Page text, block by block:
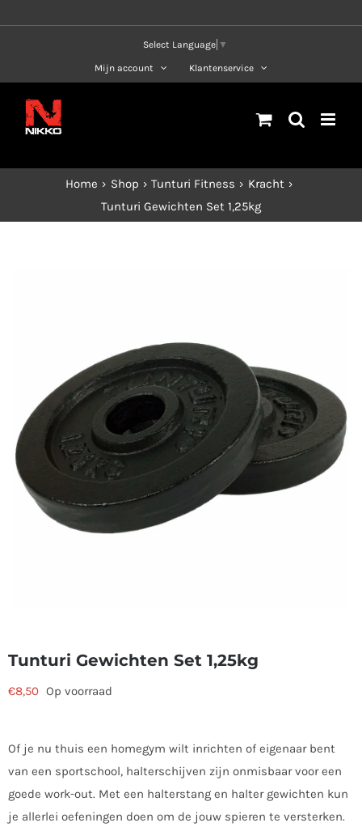
Select Language ▼
Mijn account Klantenservice
Home Shop Tunturi Fitness
Kracht
Tunturi Gewichten Set 1,25kg
Tunturi Gewichten Set 1,25kg
€8,50 Op voorraad
Of je nu thuis een homegym wilt inrichten of eigenaar bent
van een sportschool, halterschijven zijn onmisbaar voor een
goede work-out. Met een halterstang en halter gewichten kun
je allerlei oefeningen doen om de jouw spieren te versterken.